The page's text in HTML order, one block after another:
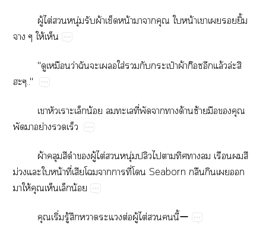
ู้​ไต่​​ุ่​​ผ้​​น้​​​​​น้​​​​ิ้​
​ให้​
"​​ว่​​​​ใส่​​​ป๋​ผ้ก๊​ล้​ล่​​
.."
​​​น้​​​ี่​​​​ด้​ซ้​​​​
​​ย่​​
ผ้​​​​​ู้​ไต่​​ุ่​ป​​​​​​​​​
ม่​​​น้​ี่​​​​​ี่​​Seaborn​​​​​
​ให้​​​​น้
​ิ่​ู้​​​​ต่​ู้​ไต่​​​ี้ー